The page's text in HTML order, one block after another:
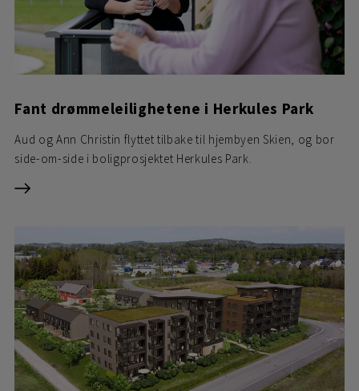
Fant drømmeleilighetene i Herkules Park
Aud og Ann Christin flyttet tilbake til hjembyen Skien, og bor
side-om-side i boligprosjektet Herkules Park.